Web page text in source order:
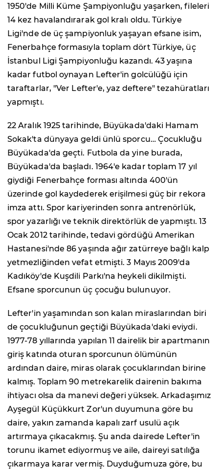
1950'de Milli Küme Şampiyonluğu yaşarken, fileleri
14 kez havalandırarak gol kralı oldu. Türkiye
Ligi'nde de üç şampiyonluk yaşayan efsane isim,
Fenerbahçe formasıyla toplam dört Türkiye, üç
İstanbul Ligi Şampiyonluğu kazandı. 43 yaşına
kadar futbol oynayan Lefter'in golcülüğü için
taraftarlar, "Ver Lefter'e, yaz deftere" tezahüratları
yapmıştı.
22 Aralık 1925 tarihinde, Büyükada'daki Hamam
Sokak'ta dünyaya geldi ünlü sporcu… Çocukluğu
Büyükada'da geçti. Futbola da yine burada,
Büyükada'da başladı. 1964'e kadar toplam 17 yıl
giydiği Fenerbahçe forması altında 400'ün
üzerinde gol kaydederek erişilmesi güç bir rekora
imza attı. Spor kariyerinden sonra antrenörlük,
spor yazarlığı ve teknik direktörlük de yapmıştı. 13
Ocak 2012 tarihinde, tedavi gördüğü Amerikan
Hastanesi'nde 86 yaşında ağır zatürreye bağlı kalp
yetmezliğinden vefat etmişti. 3 Mayıs 2009'da
Kadıköy'de Kuşdili Parkı'na heykeli dikilmişti.
Efsane sporcunun üç çocuğu bulunuyor.
Lefter'in yaşamından son kalan miraslarından biri
de çocukluğunun geçtiği Büyükada'daki eviydi.
1977-78 yıllarında yapılan 11 dairelik bir apartmanın
giriş katında oturan sporcunun ölümünün
ardından daire, miras olarak çocuklarından birine
kalmış. Toplam 90 metrekarelik dairenin bakıma
ihtiyacı olsa da manevi değeri yüksek. Arkadaşımız
Ayşegül Küçükkurt Zor'un duyumuna göre bu
daire, yakın zamanda kapalı zarf usulü açık
artırmaya çıkacakmış. Şu anda dairede Lefter'in
torunu ikamet ediyormuş ve aile, daireyi satılığa
çıkarmaya karar vermiş. Duyduğumuza göre, bu